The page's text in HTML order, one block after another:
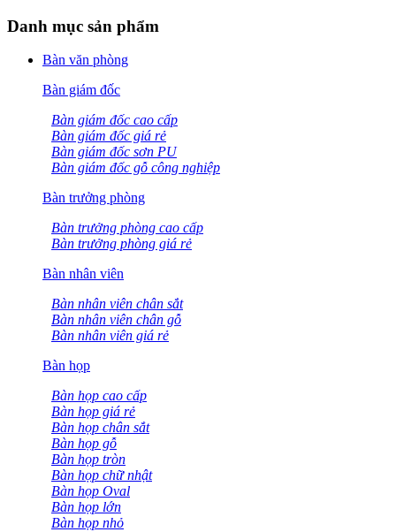
Danh mục sản phẩm
Bàn văn phòng
Bàn giám đốc
Bàn giám đốc cao cấp
Bàn giám đốc giá rẻ
Bàn giám đốc sơn PU
Bàn giám đốc gỗ công nghiệp
Bàn trưởng phòng
Bàn trưởng phòng cao cấp
Bàn trưởng phòng giá rẻ
Bàn nhân viên
Bàn nhân viên chân sắt
Bàn nhân viên chân gỗ
Bàn nhân viên giá rẻ
Bàn họp
Bàn họp cao cấp
Bàn họp giá rẻ
Bàn họp chân sắt
Bàn họp gỗ
Bàn họp tròn
Bàn họp chữ nhật
Bàn họp Oval
Bàn họp lớn
Bàn họp nhỏ